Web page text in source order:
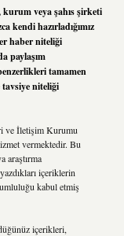
veya şahıs şirketi
kendi hazırladığımız
haber niteliği
paylaşım
tamamen
niteliği
ve İletişim Kurumu
vermektedir. Bu
araştırma
içeriklerin
kabul etmiş
içerikleri,